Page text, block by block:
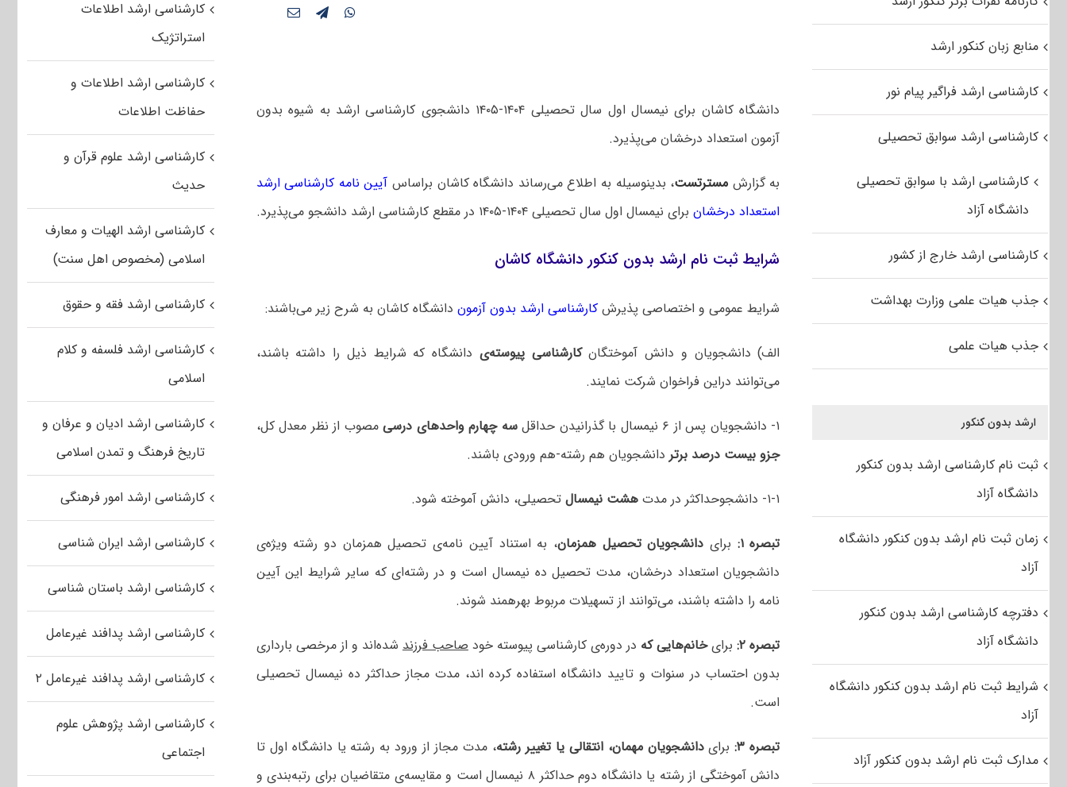
دانشگاه کاشان برای نیمسال اول سال تحصیلی ۱۴۰۴-۱۴۰۵ دانشجوی کارشناسی ارشد به شیوه بدون
آزمون استعداد درخشان می‌پذیرد.
به گزارش مسترتست، بدینوسیله به اطلاع می‌رساند دانشگاه کاشان براساس آیین نامه کارشناسی ارشد
استعداد درخشانبرای نیمسال اول سال تحصیلی ۱۴۰۴-۱۴۰۵ در مقطع کارشناسی ارشد دانشجو می‌پذیرد.
شرایط ثبت نام ارشد بدون کنکور دانشگاه کاشان
شرایط عمومی و اختصاصی پذیرش کارشناسی ارشد بدون آزموندانشگاه ‌کاشان به شرح زیر می‌باشند:
الف) دانشجویان و دانش آموختگانکارشناسی پیوسته‌ی دانشگاه که شرایط ذیل را داشته باشند،
می‌توانند دراین فراخوان شرکت نمایند.
۱- دانشجویان پس از ۶ نیمسال با گذرانیدن حداقل سه چهارم واحدهای درسیمصوب از نظر معدل کل،
جزو بیست درصد برتر دانشجویان هم رشته-هم ورودی باشند.
۱-۱- دانشجوحداکثر در مدت هشت نیمسالتحصیلی، دانش آموخته شود.
تبصره ۱: برای دانشجویان تحصیل همزمان، به استناد آیین نامه‌ی تحصیل همزمان دو رشته ویژه‌ی
دانشجویان استعداد درخشان، مدت تحصیل ده نیمسال است و در رشته‌ای که سایر شرایط این آیین
نامه را داشته باشند، می‌توانند از تسهیلات مربوط بهرهمند شوند.
تبصره ۲: برایخانم‌هایی که در دوره‌ی کارشناسی پیوسته خودصاحب فرزند شده‌اند و از مرخصی بارداری
بدون احتساب در سنوات و تایید دانشگاه استفاده کرده اند، مدت مجاز حداکثر ده نیمسال تحصیلی
است.
تبصره ۳: برایدانشجویان مهمان، انتقالی یا تغییر رشته، مدت مجاز از ورود به رشته یا دانشگاه اول تا
دانش آموختگی از رشته یا دانشگاه دوم حداکثر ۸ نیمسال است و مقایسه‌ی متقاضیان برای رتبه‌بندی و
کارشناسی ارشد اطلاعات
استراتژیک
کارشناسی ارشد اطلاعات و
حفاظت اطلاعات
کارشناسی ارشد علوم قرآن و
حدیث
کارشناسی ارشد الهیات و معارف
اسلامی (مخصوص اهل سنت)
کارشناسی ارشد فقه و حقوق
کارشناسی ارشد فلسفه و کلام
اسلامی
کارشناسی ارشد ادیان و عرفان و
تاریخ فرهنگ و تمدن اسلامی
کارشناسی ارشد امور فرهنگی
کارشناسی ارشد ایران شناسی
کارشناسی ارشد باستان شناسی
کارشناسی ارشد پدافند غیرعامل
کارشناسی ارشد پدافند غیرعامل ۲
کارشناسی ارشد پژوهش علوم
اجتماعی
منابع زبان کنکور ارشد
کارشناسی ارشد فراگیر پیام نور
کارشناسی ارشد سوابق تحصیلی
کارشناسی ارشد با سوابق تحصیلی
دانشگاه آزاد
کارشناسی ارشد خارج از کشور
جذب هیات علمی وزارت بهداشت
جذب هیات علمی
ارشد بدون کنکور
ثبت نام کارشناسی ارشد بدون کنکور
دانشگاه آزاد
زمان ثبت نام ارشد بدون کنکور دانشگاه
آزاد
دفترچه کارشناسی ارشد بدون کنکور
دانشگاه آزاد
شرایط ثبت نام ارشد بدون کنکور دانشگاه
آزاد
مدارک ثبت نام ارشد بدون کنکور آزاد